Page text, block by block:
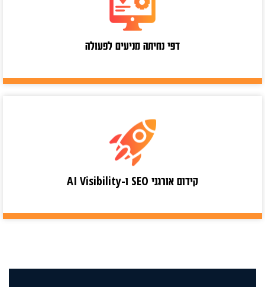
דפי נחיתה מניעים לפעולה
קידום אורגני SEO ו-AI Visibility